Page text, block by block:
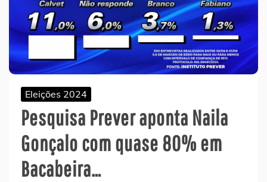
Eleições 2024
Pesquisa Prever aponta Naila
Gonçalo com quase 80% em
Bacabeira…